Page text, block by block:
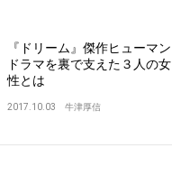
『ドリーム』傑作ヒューマン
ドラマを裏で支えた３人の女
性とは
2017.10.03 牛津厚信